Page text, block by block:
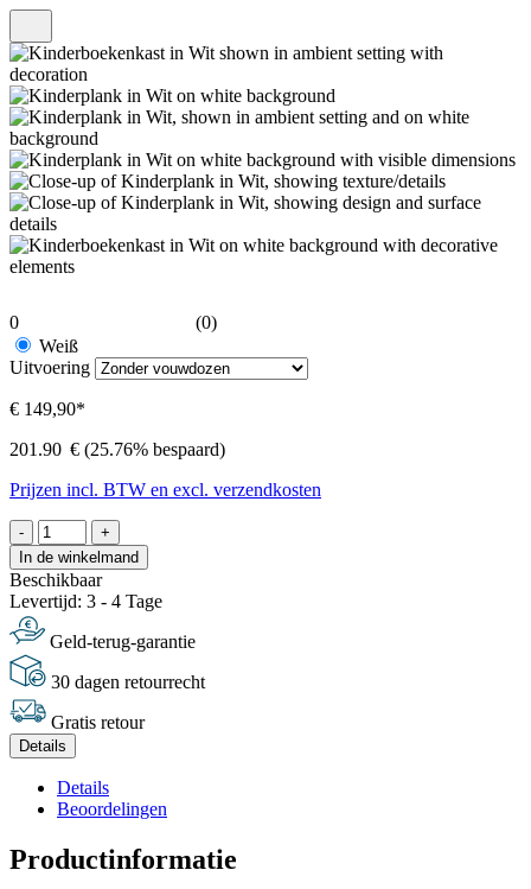
0
(0)
Weiß
Uitvoering
€ 149,90*
201.90 € (25.76% bespaard)
Prijzen incl. BTW en excl. verzendkosten
-
+
In de winkelmand
Beschikbaar
Levertijd: 3 - 4 Tage
Geld-terug-garantie
30 dagen retourrecht
Gratis retour
Details
Details
Beoordelingen
Productinformatie